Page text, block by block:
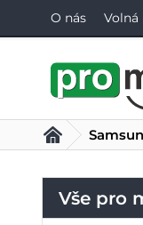
O nás Volná
Vše pro